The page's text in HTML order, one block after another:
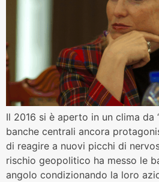
Il 2016 si è aperto in un clima da
banche centrali ancora
di reagire a nuovi picchi di
rischio geopolitico ha messo le
angolo condizionando la loro